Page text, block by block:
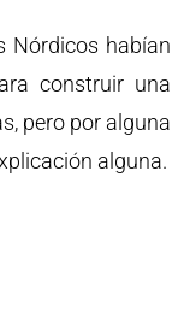
Nórdicos habían
construir una
pero por alguna
alguna.